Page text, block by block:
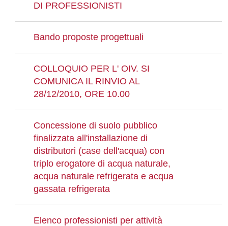
DI PROFESSIONISTI
Bando proposte progettuali
COLLOQUIO PER L' OIV. SI
COMUNICA IL RINVIO AL
28/12/2010, ORE 10.00
Concessione di suolo pubblico
finalizzata all'installazione di
distributori (case dell'acqua) con
triplo erogatore di acqua naturale,
acqua naturale refrigerata e acqua
gassata refrigerata
Elenco professionisti per attività